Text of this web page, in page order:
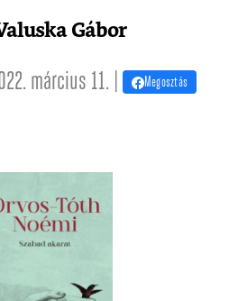
Gábor
március 11. | Megosztás